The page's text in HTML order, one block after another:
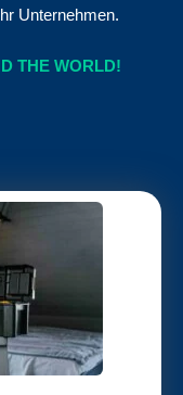
Unternehmen.
THE WORLD!